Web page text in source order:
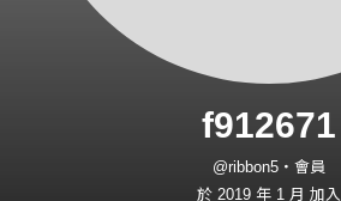
f912671
@ribbon5・會員
於 2019 年 1 月 加入